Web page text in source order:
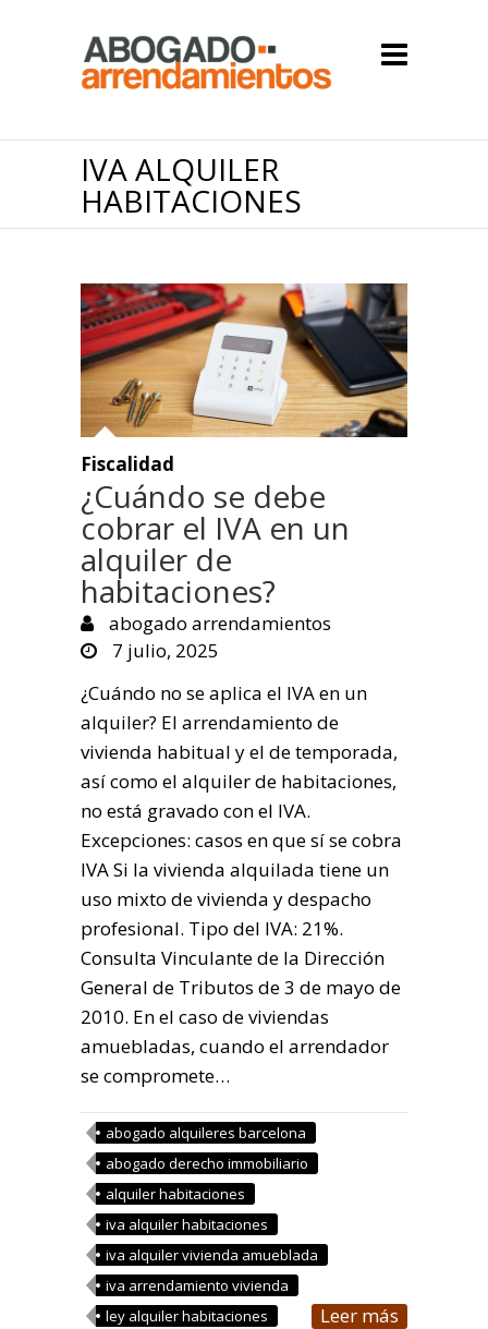
IVA ALQUILER
HABITACIONES
Fiscalidad
¿Cuándo se debe
cobrar el IVA en un
alquiler de
habitaciones?
abogado arrendamientos
7 julio, 2025
¿Cuándo no se aplica el IVA en un
alquiler? El arrendamiento de
vivienda habitual y el de temporada,
así como el alquiler de habitaciones,
no está gravado con el IVA.
Excepciones: casos en que sí se cobra
IVA Si la vivienda alquilada tiene un
uso mixto de vivienda y despacho
profesional. Tipo del IVA: 21%.
Consulta Vinculante de la Dirección
General de Tributos de 3 de mayo de
2010. En el caso de viviendas
amuebladas, cuando el arrendador
se compromete…
abogado alquileres barcelona
abogado derecho immobiliario
alquiler habitaciones
iva alquiler habitaciones
iva alquiler vivienda amueblada
iva arrendamiento vivienda
ley alquiler habitaciones
Leer más